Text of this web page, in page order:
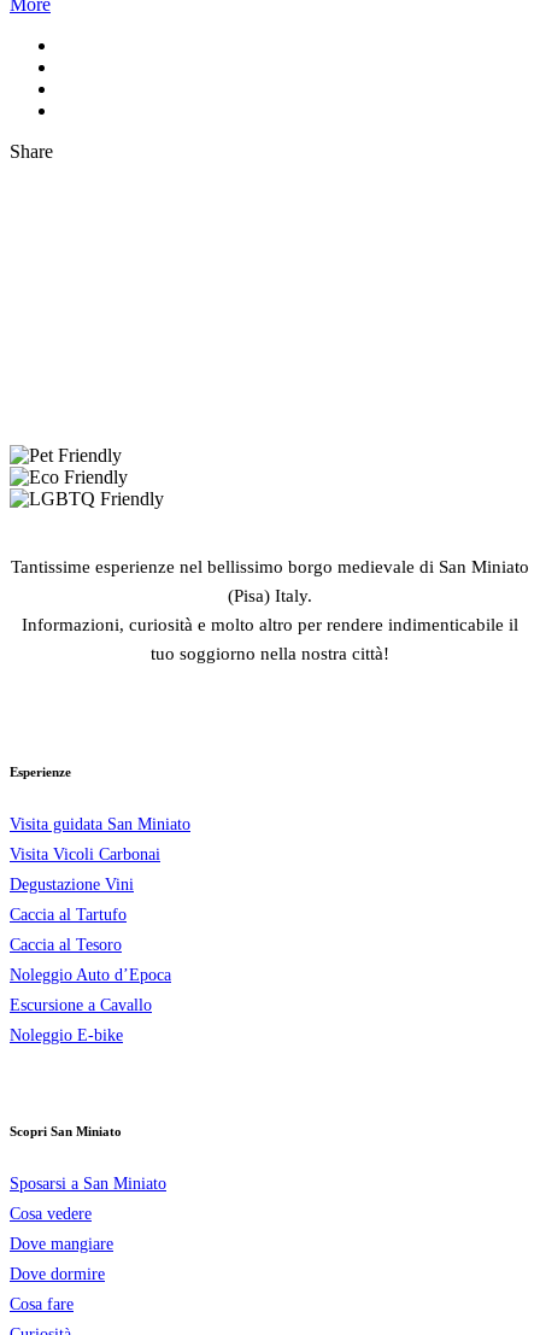
More
Share
Tantissime esperienze nel bellissimo borgo medievale di San Miniato
(Pisa) Italy.
Informazioni, curiosità e molto altro per rendere indimenticabile il
tuo soggiorno nella nostra città!
Esperienze
Visita guidata San Miniato
Visita Vicoli Carbonai
Degustazione Vini
Caccia al Tartufo
Caccia al Tesoro
Noleggio Auto d’Epoca
Escursione a Cavallo
Noleggio E-bike
Scopri San Miniato
Sposarsi a San Miniato
Cosa vedere
Dove mangiare
Dove dormire
Cosa fare